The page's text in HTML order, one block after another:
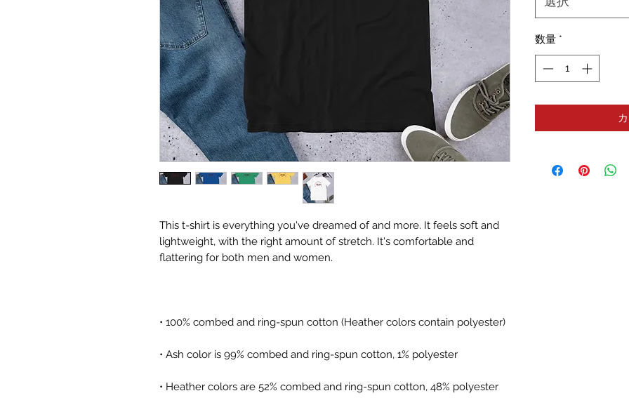
This t-shirt is everything you've dreamed of and more. It feels soft and
lightweight, with the right amount of stretch. It's comfortable and
数量 *